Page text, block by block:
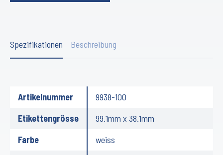
Spezifikationen Beschreibung
Artikelnummer
9938-100
Etikettengrösse
99.1mm x 38.1mm
Farbe
weiss